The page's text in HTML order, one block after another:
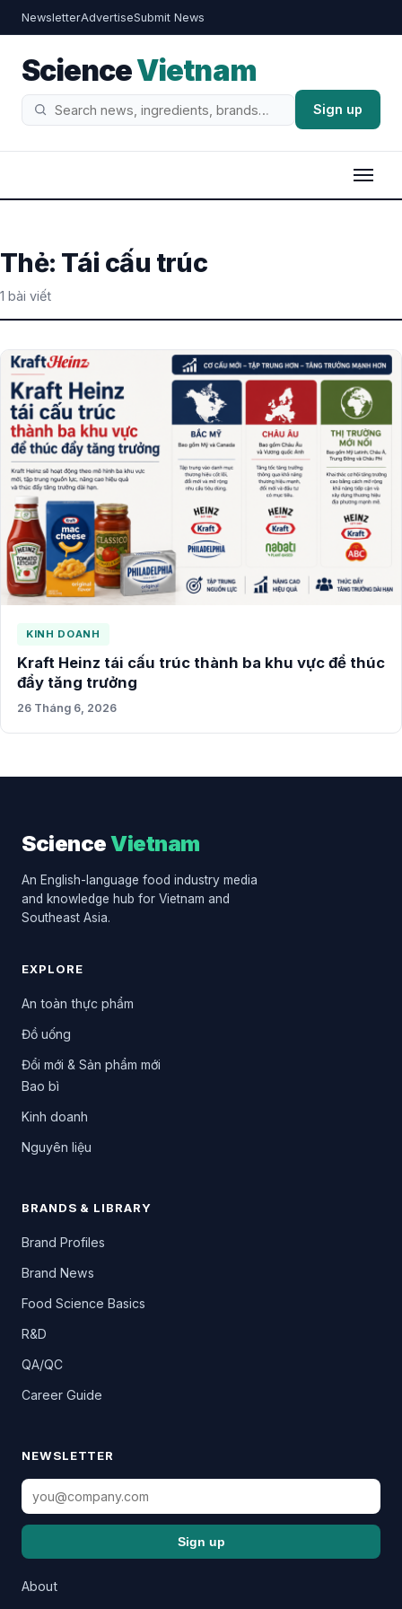
NewsletterAdvertiseSubmit News
ScienceVietnam
Tìm
Sign up
Thẻ: Tái cấu trúc
1 bài viết
KINH DOANH
Kraft Heinz tái cấu trúc thành ba khu vực để thúc
đẩy tăng trưởng
26 Tháng 6, 2026
ScienceVietnam
An English-language food industry media
and knowledge hub for Vietnam and
Southeast Asia.
EXPLORE
An toàn thực phẩm
Đồ uống
Đổi mới & Sản phẩm mới
Bao bì
Kinh doanh
Nguyên liệu
BRANDS & LIBRARY
Brand Profiles
Brand News
Food Science Basics
R&D
QA/QC
Career Guide
NEWSLETTER
Sign up
About